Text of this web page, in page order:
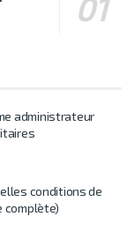
administrateur
conditions de
complète)